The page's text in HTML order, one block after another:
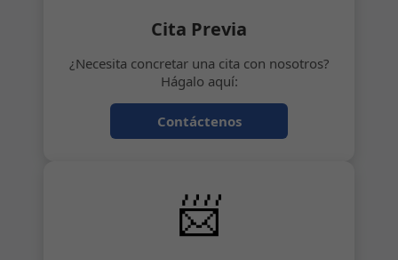
Cita Previa
¿Necesita concretar una cita con nosotros?
Hágalo aquí:
Contáctenos
📨